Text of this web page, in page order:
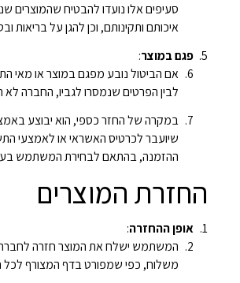
סעיפים אלו נועדו להבטיח שהמוצרים
איכותם ותקינותם, וכן להגן על בריאות
פגם במוצר:
אם הביטול נובע מפגם במוצר או מאי
לבין הפרטים שנמסרו לגביו, החברה לא
במקרה של החזר כספי, הוא יבוצע
שיועבר לכרטיס האשראי או לאמצעי
ההזמנה, בהתאם לבחירת המשתמש
החזרת המוצרים
אופן ההחזרה:
המשתמש ישלח את המוצר חזרה
משלוח, כפי שמפורט בדף המצורף לכל